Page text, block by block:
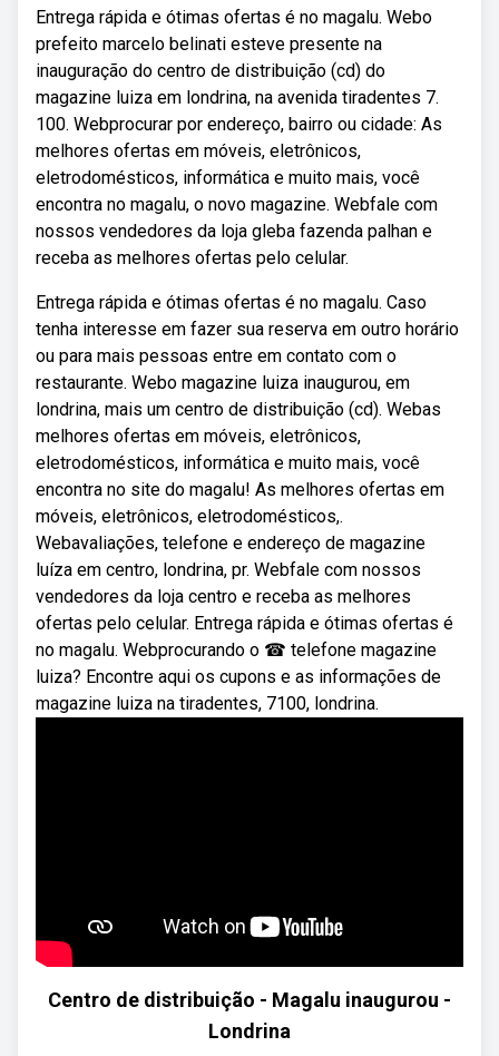
Entrega rápida e ótimas ofertas é no magalu. Webo
prefeito marcelo belinati esteve presente na
inauguração do centro de distribuição (cd) do
magazine luiza em londrina, na avenida tiradentes 7.
100. Webprocurar por endereço, bairro ou cidade: As
melhores ofertas em móveis, eletrônicos,
eletrodomésticos, informática e muito mais, você
encontra no magalu, o novo magazine. Webfale com
nossos vendedores da loja gleba fazenda palhan e
receba as melhores ofertas pelo celular.
Entrega rápida e ótimas ofertas é no magalu. Caso
tenha interesse em fazer sua reserva em outro horário
ou para mais pessoas entre em contato com o
restaurante. Webo magazine luiza inaugurou, em
londrina, mais um centro de distribuição (cd). Webas
melhores ofertas em móveis, eletrônicos,
eletrodomésticos, informática e muito mais, você
encontra no site do magalu! As melhores ofertas em
móveis, eletrônicos, eletrodomésticos,.
Webavaliações, telefone e endereço de magazine
luíza em centro, londrina, pr. Webfale com nossos
vendedores da loja centro e receba as melhores
ofertas pelo celular. Entrega rápida e ótimas ofertas é
no magalu. Webprocurando o ☎ telefone magazine
luiza? Encontre aqui os cupons e as informações de
magazine luiza na tiradentes, 7100, londrina.
Centro de distribuição - Magalu inaugurou -
Londrina